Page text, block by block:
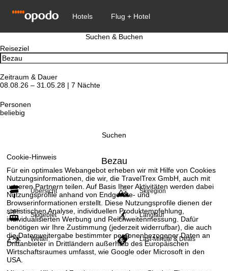
Cookie-Hinweis
Für ein optimales Webangebot erheben wir mit Hilfe von Cookies
Nutzungsinformationen, die wir, die TravelTrex GmbH, auch mit
unseren Partnern teilen. Auf Basis Ihrer Aktivitäten werden dabei
Nutzungsprofile anhand von Endgeräte- und
Browserinformationen erstellt. Diese Nutzungsprofile dienen der
statistischen Analyse, individuellen Produktempfehlung,
individualisierten Werbung und Reichweitenmessung. Dafür
benötigen wir Ihre Zustimmung (jederzeit widerrufbar), die auch
die Datenweitergabe bestimmter personenbezogener Daten an
Drittanbieter in Drittländern außerhalb des Europäischen
Wirtschaftsraumes umfasst, wie Google oder Microsoft in den
USA.
Suchen & Buchen
Reiseziel
Zeitraum & Dauer
08.08.26 – 31.05.28 | 7 Nächte
Personen
beliebig
Suchen
Bezau
Übersicht Skiregion
Skigebiet Langlauf
Wetter Last-Minute & Deals